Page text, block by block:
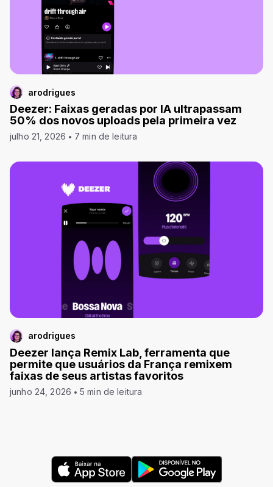
arodrigues
Deezer: Faixas geradas por IA ultrapassam
50% dos novos uploads pela primeira vez
julho 21, 2026 7 min de leitura
arodrigues
Deezer lança Remix Lab, ferramenta que
permite que usuários da França remixem
faixas de seus artistas favoritos
junho 24, 2026 5 min de leitura